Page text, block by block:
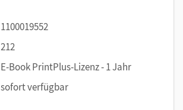
1100019552
212
E-Book PrintPlus-Lizenz - 1 Jahr
sofort verfügbar